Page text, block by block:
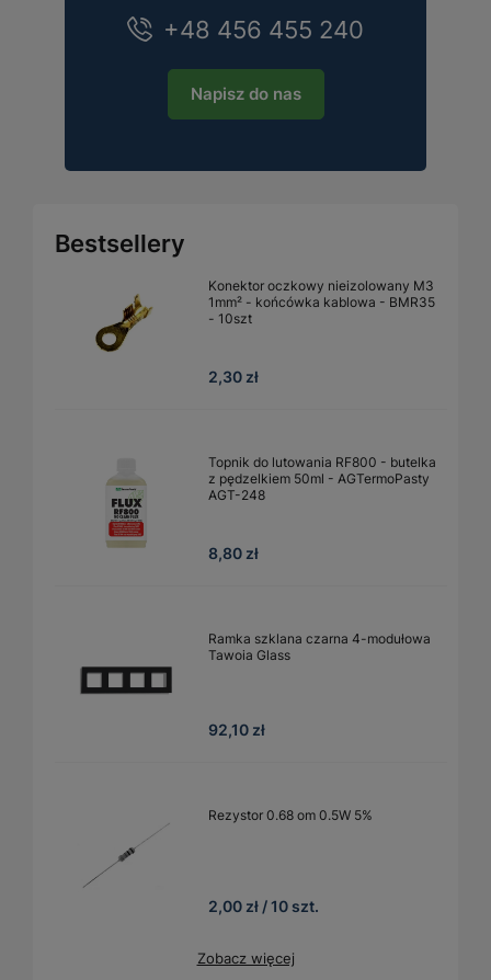
+48 456 455 240
Napisz do nas
Bestsellery
Konektor oczkowy nieizolowany M3
1mm² - końcówka kablowa - BMR35
- 10szt
2,30 zł
Topnik do lutowania RF800 - butelka
z pędzelkiem 50ml - AGTermoPasty
AGT-248
8,80 zł
Ramka szklana czarna 4-modułowa
Tawoia Glass
92,10 zł
Rezystor 0.68 om 0.5W 5%
2,00 zł / 10 szt.
Zobacz więcej